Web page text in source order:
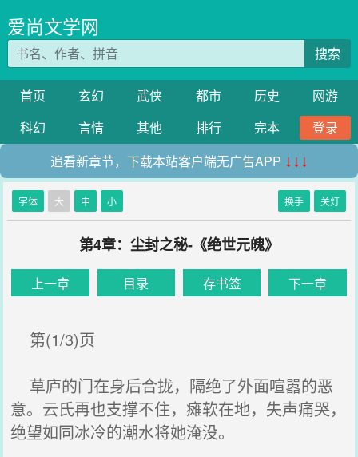
爱尚文学网
搜索
首页 玄幻 武侠 都市 历史
网游
科幻
言情 其他 排行 完本
登录
追看新章节，下载本站客户端无广告APP ↓↓↓
字体 大 中 小 换手 关灯
第4章：尘封之秘-《绝世元魄》
上一章 目录 存书签 下一章
第(1/3)页
草庐的门在身后合拢，隔绝了外面喧嚣的恶
意。云氏再也支撑不住，瘫软在地，失声痛哭，
绝望如同冰冷的潮水将她淹没。